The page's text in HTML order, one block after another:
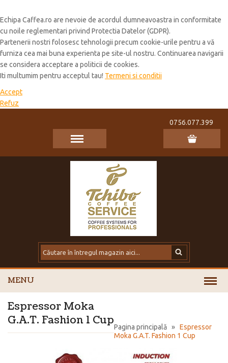
Echipa Caffea.ro are nevoie de acordul dumneavoastra in conformitate
cu noile reglementari privind Protectia Datelor (GDPR).
Partenerii nostri folosesc tehnologii precum cookie-urile pentru a vă
furniza cea mai buna experienta pe site-ul nostru. Continuarea navigarii
se considera acceptare a politicii de cookies.
Iti multumim pentru acceptul tau! Termeni si conditii
Accept
Refuz
0756.077.399
MENU
Pagina principală » Espressor
Moka G.A.T. Fashion 1 Cup
Espressor Moka
G.A.T. Fashion 1 Cup